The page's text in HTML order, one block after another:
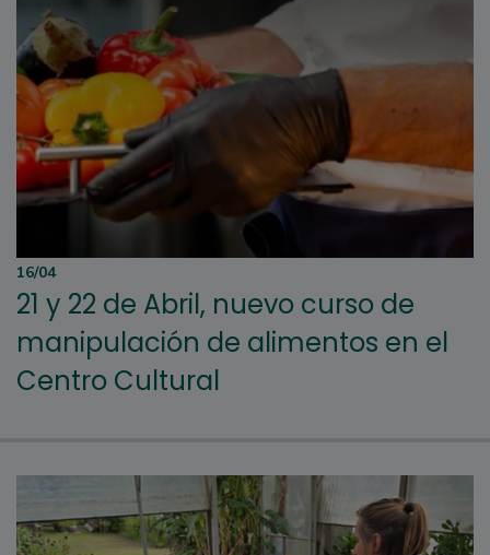
16/04
21 y 22 de Abril, nuevo curso de
manipulación de alimentos en el
Centro Cultural